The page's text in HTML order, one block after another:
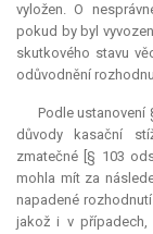
vyložen. O
pokud by byl
skutkového stavu
odůvodnění
Podle ustanovení
důvody kasační
zmatečné [§ 103
mohla mít za
napadené
jakož i v případech,